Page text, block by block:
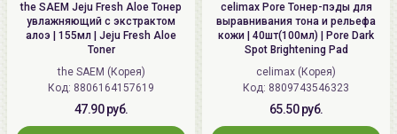
the SAEM Jeju Fresh Aloe Тонер
увлажняющий с экстрактом
алоэ | 155мл | Jeju Fresh Aloe
Toner
the SAEM (Корея)
Код: 8806164157619
47.90 руб.
celimax Pore Тонер-пэды для
выравнивания тона и рельефа
кожи | 40шт(100мл) | Pore Dark
Spot Brightening Pad
celimax (Корея)
Код: 8809743546323
65.50 руб.